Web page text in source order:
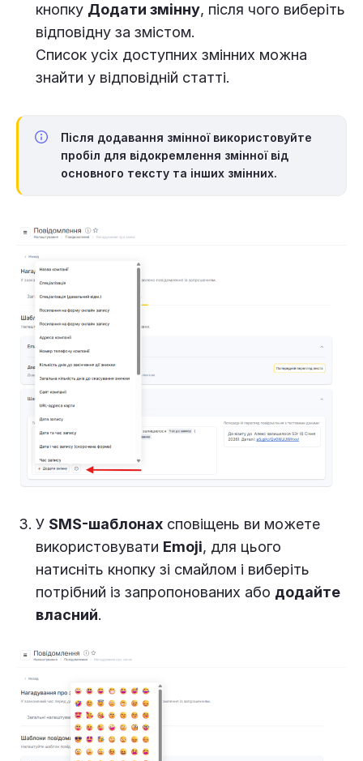
кнопку Додати змінну, після чого виберіть
відповідну за змістом.
Список усіх доступних змінних можна
знайти у відповідній статті.
Після додавання змінної використовуйте
пробіл для відокремлення змінної від
основного тексту та інших змінних.
У SMS-шаблонах сповіщень ви можете
використовувати Emoji, для цього
натисніть кнопку зі смайлом і виберіть
потрібний із запропонованих або додайте
власний.